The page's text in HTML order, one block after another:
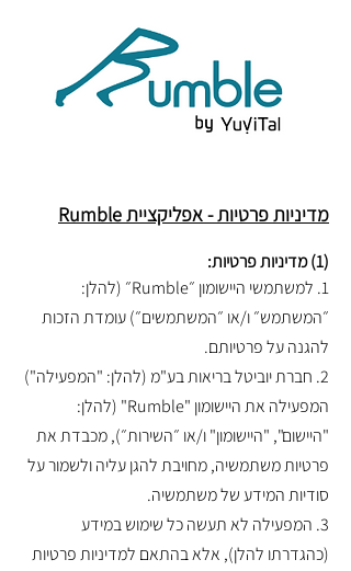
מדיניות פרטיות - אפליקציית Rumble
(1) מדיניות פרטיות:
1. למשתמשי היישומון ״Rumble״ (להלן:
״המשתמש״ ו/או ״המשתמשים״) עומדת הזכות
להגנה על פרטיותם.
2. חברת יוביטל בריאות בע"מ (להלן: "המפעילה")
המפעילה את היישומון "Rumble" (להלן:
"היישום", "היישומון" ו/או ״השירות״), מכבדת את
פרטיות משתמשיה, מחויבת להגן עליה ולשמור על
סודיות המידע של משתמשיה.
3. המפעילה לא תעשה כל שימוש במידע
(כהגדרתו להלן), אלא בהתאם למדיניות פרטיות